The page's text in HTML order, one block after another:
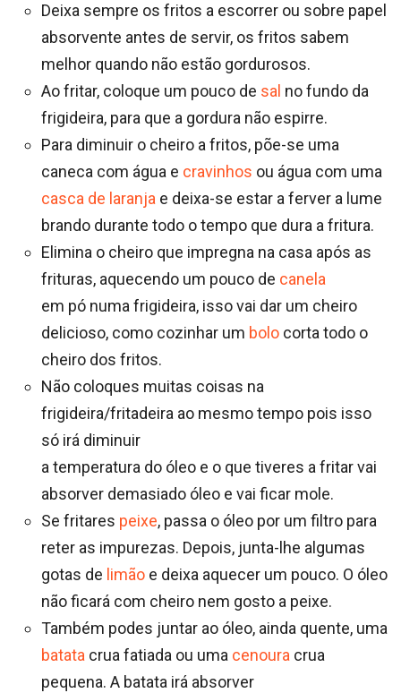
Deixa sempre os fritos a escorrer ou sobre papel
absorvente antes de servir, os fritos sabem
melhor quando não estão gordurosos.
Ao fritar, coloque um pouco de sal no fundo da
frigideira, para que a gordura não espirre.
Para diminuir o cheiro a fritos, põe-se uma
caneca com água e cravinhos ou água com uma
casca de laranja e deixa-se estar a ferver a lume
brando durante todo o tempo que dura a fritura.
Elimina o cheiro que impregna na casa após as
frituras, aquecendo um pouco de canela
em pó numa frigideira, isso vai dar um cheiro
delicioso, como cozinhar um bolo corta todo o
cheiro dos fritos.
Não coloques muitas coisas na
frigideira/fritadeira ao mesmo tempo pois isso
só irá diminuir
a temperatura do óleo e o que tiveres a fritar vai
absorver demasiado óleo e vai ficar mole.
Se fritares peixe, passa o óleo por um filtro para
reter as impurezas. Depois, junta-lhe algumas
gotas de limão e deixa aquecer um pouco. O óleo
não ficará com cheiro nem gosto a peixe.
Também podes juntar ao óleo, ainda quente, uma
batata crua fatiada ou uma cenoura crua
pequena. A batata irá absorver